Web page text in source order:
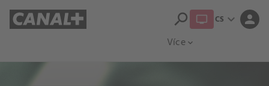
Více expand_more
search CS expand_more person